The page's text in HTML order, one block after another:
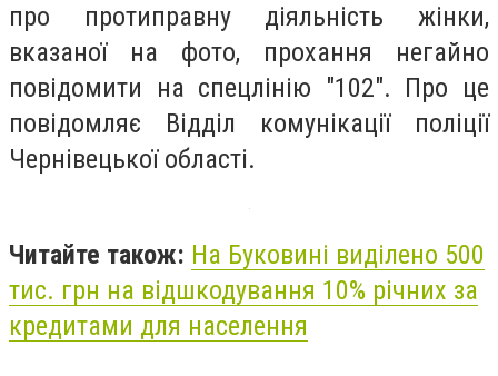
про протиправну діяльність жінки,
вказаної на фото, прохання негайно
повідомити на спецлінію "102". Про це
повідомляє Відділ комунікації поліції
Чернівецької області.
Читайте також: На Буковині виділено 500
тис. грн на відшкодування 10% річних за
кредитами для населення